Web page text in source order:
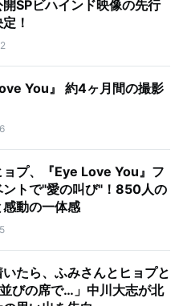
開SPビハインド映像の先行
！
You』 約4ヶ月間の撮影
ョプ、『Eye Love You』フ
ントで"愛の叫び"！850人の
感動の一体感
いたら、ふみさんとヒョプと
びの席で…」中川大志が北